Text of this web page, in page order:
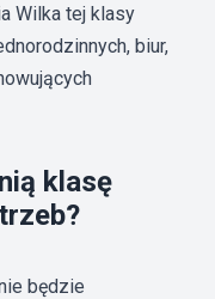
Wilka tej klasy
biur,
klasę
będzie